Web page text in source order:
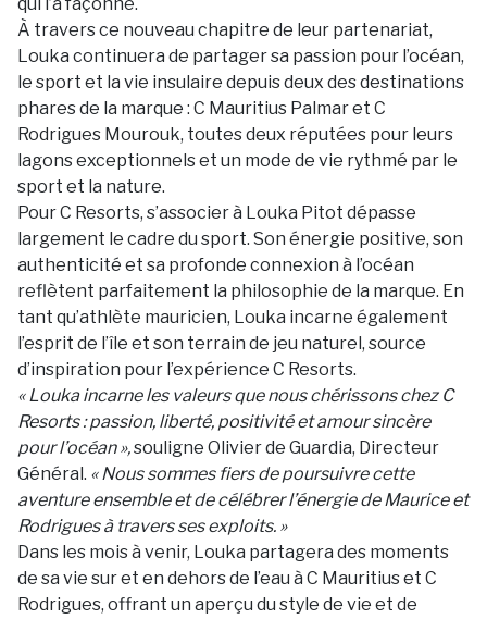
À travers ce nouveau chapitre de leur partenariat,
Louka continuera de partager sa passion pour l’océan,
le sport et la vie insulaire depuis deux des destinations
phares de la marque : C Mauritius Palmar et C
Rodrigues Mourouk, toutes deux réputées pour leurs
lagons exceptionnels et un mode de vie rythmé par le
sport et la nature.
Pour C Resorts, s’associer à Louka Pitot dépasse
largement le cadre du sport. Son énergie positive, son
authenticité et sa profonde connexion à l’océan
reflètent parfaitement la philosophie de la marque. En
tant qu’athlète mauricien, Louka incarne également
l’esprit de l’île et son terrain de jeu naturel, source
d’inspiration pour l’expérience C Resorts.
« Louka incarne les valeurs que nous chérissons chez C
Resorts : passion, liberté, positivité et amour sincère
pour l’océan »,souligne Olivier de Guardia, Directeur
Général. « Nous sommes fiers de poursuivre cette
aventure ensemble et de célébrer l’énergie de Maurice et
Rodrigues à travers ses exploits. »
Dans les mois à venir, Louka partagera des moments
de sa vie sur et en dehors de l’eau à C Mauritius et C
Rodrigues, offrant un aperçu du style de vie et de